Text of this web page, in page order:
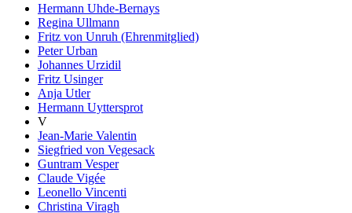
Hermann Uhde-Bernays
Regina Ullmann
Fritz von Unruh (Ehrenmitglied)
Peter Urban
Johannes Urzidil
Fritz Usinger
Anja Utler
Hermann Uyttersprot
V
Jean-Marie Valentin
Siegfried von Vegesack
Guntram Vesper
Claude Vigée
Leonello Vincenti
Christina Viragh